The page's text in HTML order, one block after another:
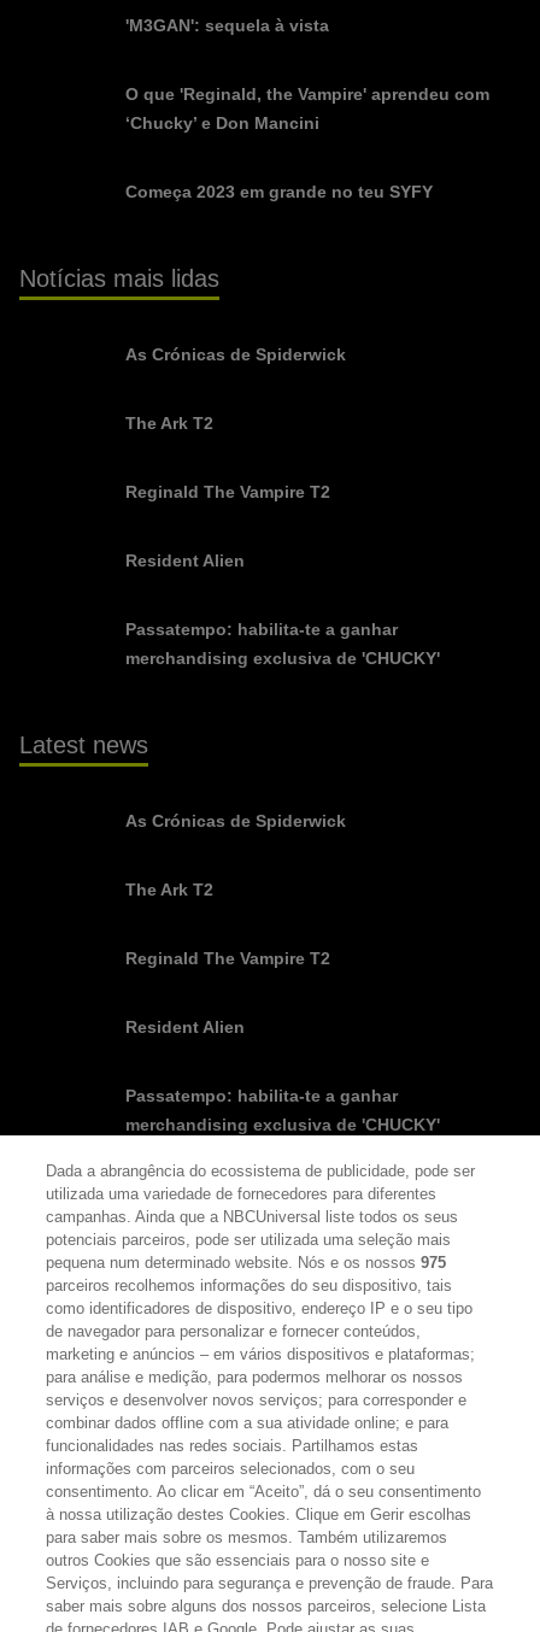
'M3GAN': sequela à vista
O que 'Reginald, the Vampire' aprendeu com
‘Chucky’ e Don Mancini
Começa 2023 em grande no teu SYFY
Notícias mais lidas
As Crónicas de Spiderwick
The Ark T2
Reginald The Vampire T2
Resident Alien
Passatempo: habilita-te a ganhar
merchandising exclusiva de 'CHUCKY'
Latest news
As Crónicas de Spiderwick
The Ark T2
Reginald The Vampire T2
Resident Alien
Passatempo: habilita-te a ganhar
merchandising exclusiva de 'CHUCKY'
SEGUE-NOS
FACEBOOK
TWITTER
YOUTUBEINSTAGRAM
LINKS ÚTEIS
Escolhas de Anúncios
Política de privacidade
Sobre nós
Termos E Condições
FILMES
Dada a abrangência do ecossistema de publicidade, pode ser
utilizada uma variedade de fornecedores para diferentes
campanhas. Ainda que a NBCUniversal liste todos os seus
potenciais parceiros, pode ser utilizada uma seleção mais
pequena num determinado website. Nós e os nossos975
parceiros recolhemos informações do seu dispositivo, tais
como identificadores de dispositivo, endereço IP e o seu tipo
de navegador para personalizar e fornecer conteúdos,
marketing e anúncios – em vários dispositivos e plataformas;
para análise e medição, para podermos melhorar os nossos
serviços e desenvolver novos serviços; para corresponder e
combinar dados offline com a sua atividade online; e para
funcionalidades nas redes sociais. Partilhamos estas
informações com parceiros selecionados, com o seu
consentimento. Ao clicar em “Aceito”, dá o seu consentimento
à nossa utilização destes Cookies. Clique em Gerir escolhas
para saber mais sobre os mesmos. Também utilizaremos
outros Cookies que são essenciais para o nosso site e
Serviços, incluindo para segurança e prevenção de fraude. Para
saber mais sobre alguns dos nossos parceiros, selecione Lista